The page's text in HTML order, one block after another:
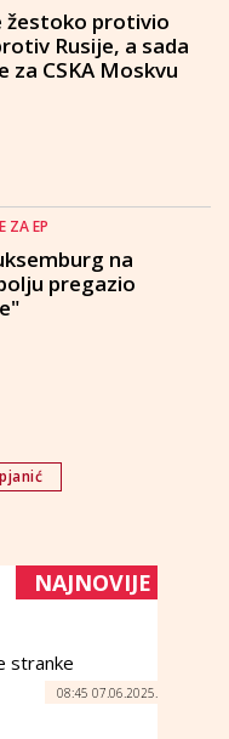
žestoko protivio
Rusije, a sada
za CSKA Moskvu
ZA EP
na
pregazio
NAJNOVIJE
stranke
08:45 07.06.2025.